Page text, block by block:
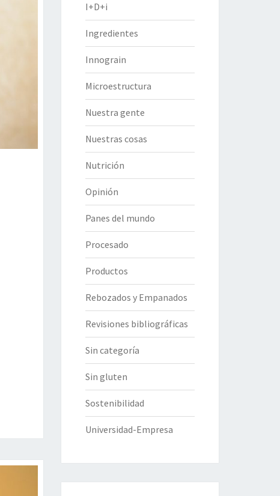
I+D+i
Ingredientes
Innograin
Microestructura
Nuestra gente
Nuestras cosas
Nutrición
Opinión
Panes del mundo
Procesado
Productos
Rebozados y Empanados
Revisiones bibliográficas
Sin categoría
Sin gluten
Sostenibilidad
Universidad-Empresa